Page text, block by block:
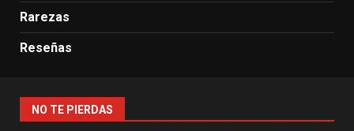
Rarezas
Reseñas
NO TE PIERDAS